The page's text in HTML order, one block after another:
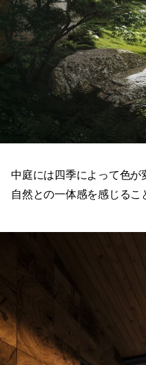
中庭には四季によって色が
自然との一体感を感じるこ